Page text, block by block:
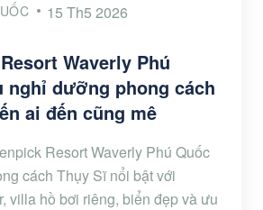
15 Th5 2026
Waverly Phú
nghỉ dưỡng phong cách
ai đến cũng mê
Resort Waverly Phú Quốc
cách Thụy Sĩ nổi bật với
villa hồ bơi riêng, biển đẹp và ưu